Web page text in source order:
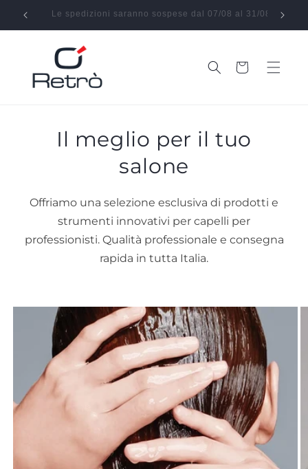
direttamente
ai contenuti
Le spedizioni saranno sospese dal 07/08 al 31/08
Carrello
Il meglio per il tuo
salone
Offriamo una selezione esclusiva di prodotti e
strumenti innovativi per capelli per
professionisti. Qualità professionale e consegna
rapida in tutta Italia.